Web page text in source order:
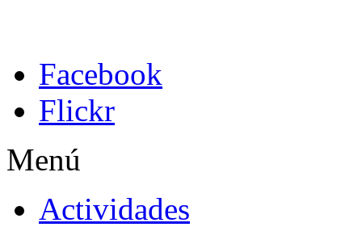
Facebook
Flickr
Menú
Actividades